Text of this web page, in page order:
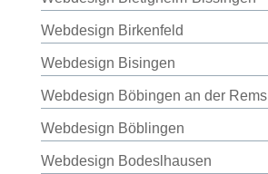
Webdesign Birkenfeld
Webdesign Bisingen
Webdesign Böbingen an der Rems
Webdesign Böblingen
Webdesign Bodeslhausen